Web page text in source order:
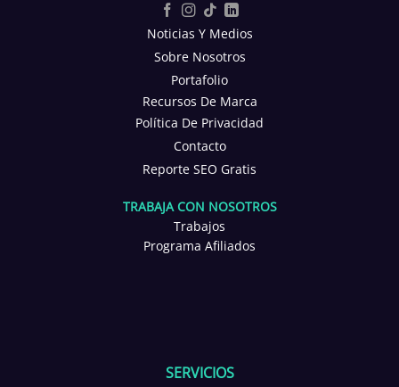
Noticias Y Medios
Sobre Nosotros
Portafolio
Recursos De Marca
Política De Privacidad
Contacto
Reporte SEO Gratis
TRABAJA CON NOSOTROS
Trabajos
Programa Afiliados
SERVICIOS